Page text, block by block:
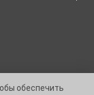
обеспечить